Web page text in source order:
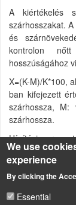
A kiértékelés
szárhosszakat.
és
kontrolon
hosszúságához
X=(K-M)/K*100,
ban kifejezett
szárhossza, M:
szárhossza.
Hígítási sor
függvényében
értékeket (20 és
Üledékminta
We use
experience
By clicking the
Essential